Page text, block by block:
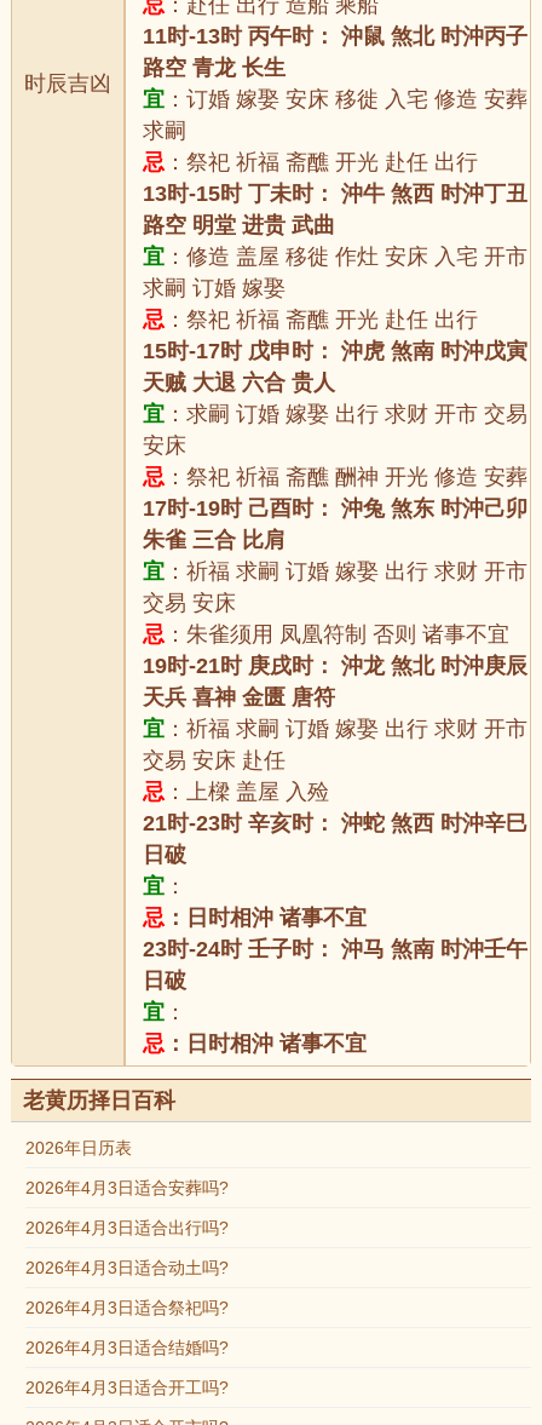
时辰吉凶
忌 ：赴任 出行 造船 乘船
11时-13时 丙午时： 沖鼠 煞北 时沖丙子
路空 青龙 长生
宜 ：订婚 嫁娶 安床 移徙 入宅 修造 安葬
求嗣
忌 ：祭祀 祈福 斋醮 开光 赴任 出行
13时-15时 丁未时： 沖牛 煞西 时沖丁丑
路空 明堂 进贵 武曲
宜 ：修造 盖屋 移徙 作灶 安床 入宅 开市
求嗣 订婚 嫁娶
忌 ：祭祀 祈福 斋醮 开光 赴任 出行
15时-17时 戊申时： 沖虎 煞南 时沖戊寅
天贼 大退 六合 贵人
宜 ：求嗣 订婚 嫁娶 出行 求财 开市 交易
安床
忌 ：祭祀 祈福 斋醮 酬神 开光 修造 安葬
17时-19时 己酉时： 沖兔 煞东 时沖己卯
朱雀 三合 比肩
宜 ：祈福 求嗣 订婚 嫁娶 出行 求财 开市
交易 安床
忌 ：朱雀须用 凤凰符制 否则 诸事不宜
19时-21时 庚戌时： 沖龙 煞北 时沖庚辰
天兵 喜神 金匮 唐符
宜 ：祈福 求嗣 订婚 嫁娶 出行 求财 开市
交易 安床 赴任
忌 ：上樑 盖屋 入殓
21时-23时 辛亥时： 沖蛇 煞西 时沖辛巳
日破
宜 ：
忌 ：日时相沖 诸事不宜
23时-24时 壬子时： 沖马 煞南 时沖壬午
日破
宜 ：
忌 ：日时相沖 诸事不宜
老黄历择日百科
2026年日历表
2026年4月3日适合安葬吗?
2026年4月3日适合出行吗?
2026年4月3日适合动土吗?
2026年4月3日适合祭祀吗?
2026年4月3日适合结婚吗?
2026年4月3日适合开工吗?